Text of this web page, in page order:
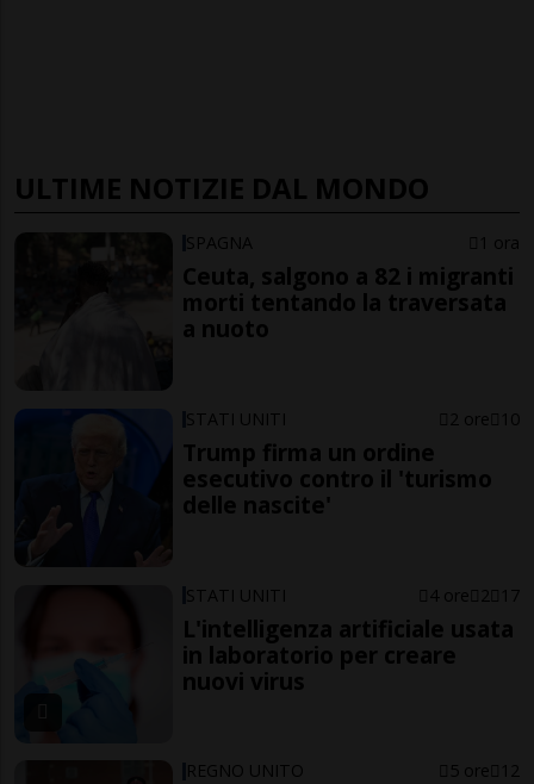
ULTIME NOTIZIE DAL MONDO
SPAGNA 1 ora
Ceuta, salgono a 82 i migranti
morti tentando la traversata
a nuoto
STATI UNITI 2 ore 10
Trump firma un ordine
esecutivo contro il 'turismo
delle nascite'
STATI UNITI 4 ore 2 17
L'intelligenza artificiale usata
in laboratorio per creare
nuovi virus
REGNO UNITO 5 ore 12